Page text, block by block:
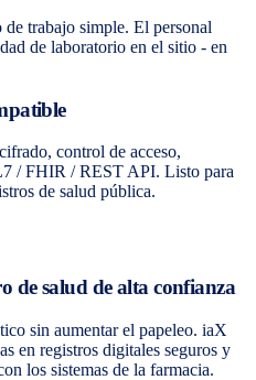
trabajo simple. El personal
de laboratorio en el sitio - en
control de acceso,
/ FHIR / REST API. Listo para
de salud pública.
de salud de alta confianza
sin aumentar el papeleo. iaX
en registros digitales seguros y
los sistemas de la farmacia.